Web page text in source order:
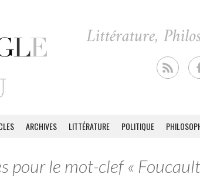
ARCHIVES LITTÉRATURE POLITIQUE
pour le mot-clef «